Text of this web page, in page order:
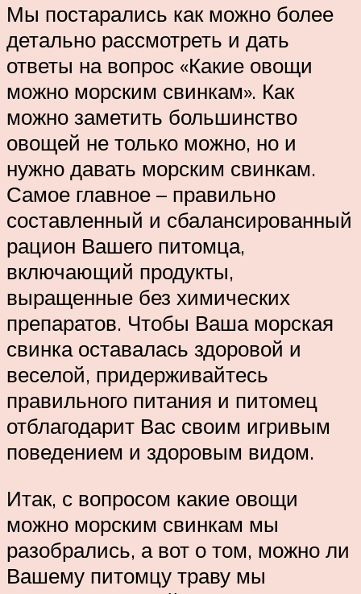
Мы постарались как можно более
детально рассмотреть и дать
ответы на вопрос «Какие овощи
можно морским свинкам». Как
можно заметить большинство
овощей не только можно, но и
нужно давать морским свинкам.
Самое главное – правильно
составленный и сбалансированный
рацион Вашего питомца,
включающий продукты,
выращенные без химических
препаратов. Чтобы Ваша морская
свинка оставалась здоровой и
веселой, придерживайтесь
правильного питания и питомец
отблагодарит Вас своим игривым
поведением и здоровым видом.
Итак, с вопросом какие овощи
можно морским свинкам мы
разобрались, а вот о том, можно ли
Вашему питомцу траву мы